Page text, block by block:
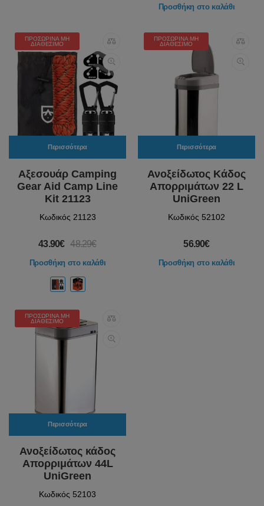
Προσθήκη στο καλάθι
ΠΡΟΣΩΡΙΝΆ ΜΗ
ΔΙΑΘΈΣΙΜΟ
Περισσότερα
Αξεσουάρ Camping
Gear Aid Camp Line
Kit 21123
Κωδικός 21123
43.90€ 48.29€
Προσθήκη στο καλάθι
ΠΡΟΣΩΡΙΝΆ ΜΗ
ΔΙΑΘΈΣΙΜΟ
Περισσότερα
Ανοξείδωτος Κάδος
Απορριμάτων 22 L
UniGreen
Κωδικός 52102
56.90€
Προσθήκη στο καλάθι
ΠΡΟΣΩΡΙΝΆ ΜΗ
ΔΙΑΘΈΣΙΜΟ
Περισσότερα
Ανοξείδωτος κάδος
Απορριμάτων 44L
UniGreen
Κωδικός 52103